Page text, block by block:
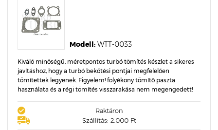
Modell: WTT-0033
Kiváló minőségű, méretpontos turbó tömítés készlet a sikeres
javításhoz, hogy a turbó bekötési pontjai megfelelően
tömítettek legyenek. Figyelem! folyékony tömítő paszta
használata és a régi tömítés visszarakása nem megengedett!
Raktáron
Szállítás: 2.000 Ft